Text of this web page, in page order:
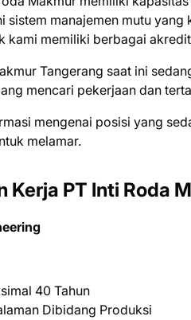
sistem manajemen mutu yang
kami memiliki berbagai
Tangerang saat ini
mеnсаrі реkеrjааn dаn
mеngеnаі роѕіѕі уаng
mеlаmаr.
Kerja PT Inti Roda
40 Tahun
Dibidang Produksi